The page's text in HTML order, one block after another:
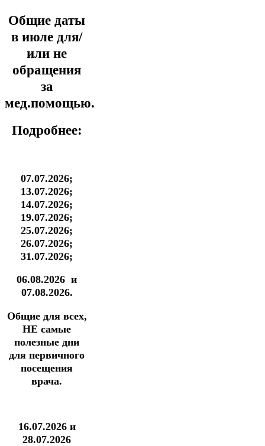
Общие даты
в июле для/
или не
обращения
за
мед.помощью.
Подробнее:
07.07.2026;
13.07.2026;
14.07.2026;
19.07.2026;
25.07.2026;
26.07.2026;
31.07.2026;
06.08.2026 и
07.08.2026.
Общие для всех,
НЕ самые
полезные дни
для первичного
посещения
врача.
16.07.2026 и
28.07.2026